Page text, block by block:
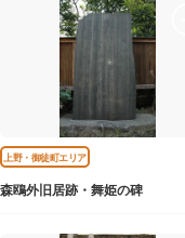
上野・御徒町エリア
森鴎外旧居跡・舞姫の碑